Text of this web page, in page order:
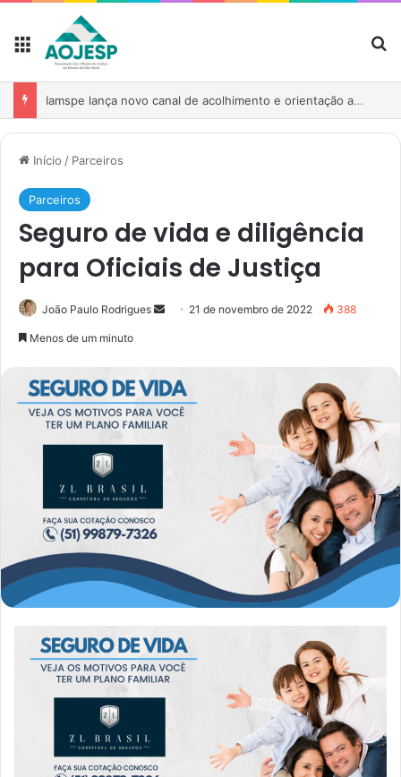
AOJESP participa de reunião para fortalecer atuação das associações no debate sobre o PL nº 1.893/2026
Início / Parceiros
Parceiros
Seguro de vida e diligência
para Oficiais de Justiça
João Paulo Rodrigues 21 de novembro de 2022 388
Menos de um minuto